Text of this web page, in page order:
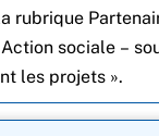
rubrique
sociale –
les projets ».